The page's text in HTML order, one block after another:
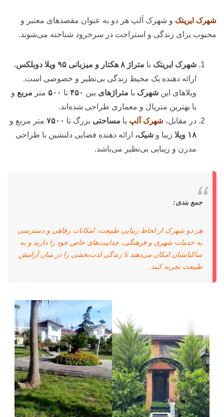
شهرک ایریتک و شهرک آلپ هر دو به عنوان مقصدهای معتبر و
محبوب برای زندگی و استراحت در سرخرود شناخته می‌شوند.
شهرک ایریتک با متراژ ۸ هکتار و میزبانی ۹۵ ویلا دوبلکس
،
ارائه دهنده یک محیط زندگی بی‌نظیر و خصوصی است.
ویلاهای این شهرک با متراژهای بین ۴۵۰ تا ۵۰۰ متر مربع و
با بهترین متریال و معماری طراحی شده‌اند.
در مقابل، شهرک آلپ با مساحتی بزرگ تا ۷۵۰۰ متر مربع و
۱۸ ویلا
زیبا و شیک، ارائه دهنده فضایی دلنشین با طراحی
مدرن و زیبایی بی‌نظیر می‌باشد.
جمع بندی:
هر دو شهرک از لحاظ زیبایی طبیعت، امکانات رفاهی و دسترسی
به خدمات شهری و فرهنگی، جذابیت‌های خاص خود را دارند و به
ساکنانشان امکان می‌دهند تا زندگی لذت‌بخشی را در میان آرامش
طبیعت تجربه کنند.